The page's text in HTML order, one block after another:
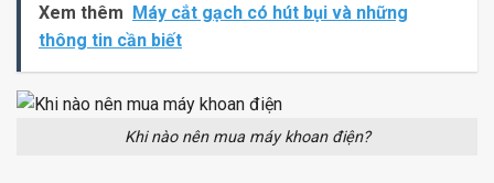
Xem thêm Máy cắt gạch có hút bụi và những
thông tin cần biết
Khi nào nên mua máy khoan điện?